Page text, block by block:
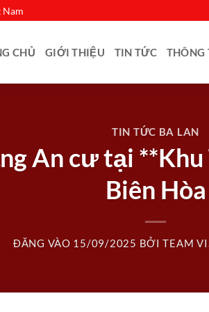
Nam
CHỦ GIỚI THIỆU TIN TỨC THÔNG
TIN TỨC BA LAN
An cư tại
Biên Hòa
ĐĂNG VÀO 15/09/2025 BỞITEAM